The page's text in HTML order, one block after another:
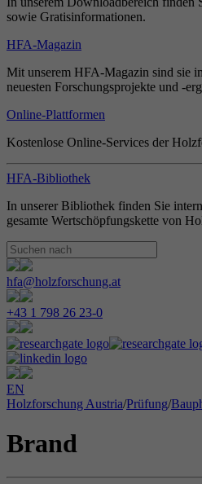
sowie Gratisinformationen.
HFA-Magazin
Mit unserem HFA-Magazin sind sie
neuesten Forschungsprojekte und -
Online-Plattformen
Kostenlose Online-Services der
HFA-Bibliothek
In unserer Bibliothek finden Sie
gesamte Wertschöpfungskette von
hfa@holzforschung.at
+43 1 798 26 23-0
EN
Holzforschung Austria/Prüfung/
Brand